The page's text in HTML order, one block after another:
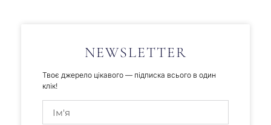
NEWSLETTER
Твоє джерело цікавого — підписка всього в один
клік!